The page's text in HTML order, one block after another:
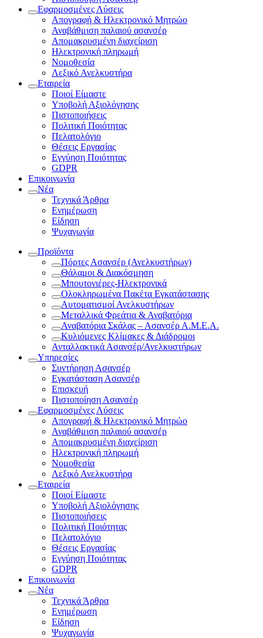
Εφαρμοσμένες Λύσεις
Απογραφή & Ηλεκτρονικό Μητρώο
Αναβάθμιση παλαιού ασανσέρ
Απομακρυσμένη διαχείριση
Ηλεκτρονική πληρωμή
Νομοθεσία
Λεξικό Ανελκυστήρα
Εταιρεία
Ποιοί Είμαστε
Υποβολή Αξιολόγησης
Πιστοποιήσεις
Πολιτική Ποιότητας
Πελατολόγιο
Θέσεις Εργασίας
Εγγύηση Ποιότητας
GDPR
Επικοινωνία
Νέα
Τεχνικά Άρθρα
Ενημέρωση
Είδηση
Ψυχαγωγία
Προϊόντα
Πόρτες Ασανσέρ (Ανελκυστήρων)
Θάλαμοι & Διακόσμηση
Μπουτονιέρες-Ηλεκτρονικά
Ολοκληρωμένα Πακέτα Εγκατάστασης
Αυτοματισμοί Ανελκυστήρων
Μεταλλικά Φρεάτια & Αναβατόρια
Αναβατόρια Σκάλας – Ασανσέρ Α.Μ.Ε.Α.
Κυλιόμενες Κλίμακες & Διάδρομοι
Ανταλλακτικά Ασανσέρ/Ανελκυστήρων
Υπηρεσίες
Συντήρηση Ασανσέρ
Εγκατάσταση Ασανσέρ
Επισκευή
Πιστοποίηση Ασανσέρ
Εφαρμοσμένες Λύσεις
Απογραφή & Ηλεκτρονικό Μητρώο
Αναβάθμιση παλαιού ασανσέρ
Απομακρυσμένη διαχείριση
Ηλεκτρονική πληρωμή
Νομοθεσία
Λεξικό Ανελκυστήρα
Εταιρεία
Ποιοί Είμαστε
Υποβολή Αξιολόγησης
Πιστοποιήσεις
Πολιτική Ποιότητας
Πελατολόγιο
Θέσεις Εργασίας
Εγγύηση Ποιότητας
GDPR
Επικοινωνία
Νέα
Τεχνικά Άρθρα
Ενημέρωση
Είδηση
Ψυχαγωγία